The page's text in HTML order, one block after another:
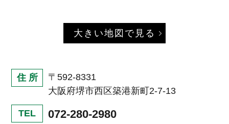
大きい地図で見る
住 所
〒592-8331
大阪府堺市西区築港新町2-7-13
TEL 072-280-2980